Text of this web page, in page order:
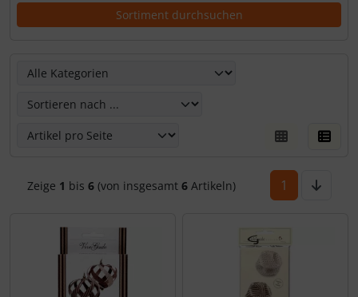
Zeige 1 bis 6(von insgesamt 6Artikeln) 1